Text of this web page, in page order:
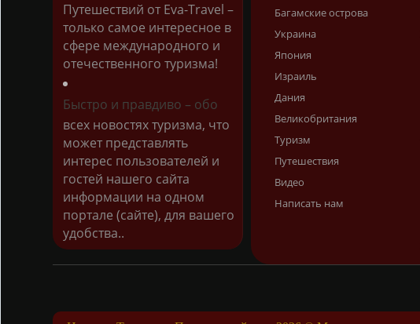
Путешествий от Eva-Travel –
только самое интересное в
сфере международного и
отечественного туризма!
Быстро и правдиво – обо
всех новостях туризма, что
может представлять
интерес пользователей и
гостей нашего сайта
информации на одном
портале (сайте), для вашего
удобства..
Багамские острова
Украина
Япония
Израиль
Дания
Великобритания
Туризм
Путешествия
Видео
Написать нам